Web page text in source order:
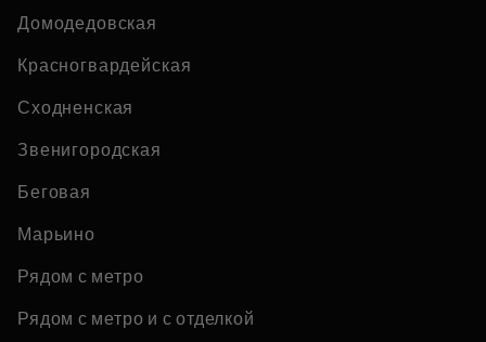
Домодедовская
Красногвардейская
Сходненская
Звенигородская
Беговая
Марьино
Рядом с метро
Рядом с метро и с отделкой